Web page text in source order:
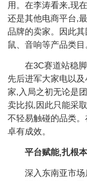
用。在李涛看来,现
还是其他电商平台,
品牌的卖家。因此
鼠、音响等产品类目
在3C赛道站稳
先后进军大家电以
家,入局之初无论是
卖比拟,因此只能采
不轻易触碰的品类
卓有成效。
平台赋能,扎根
深入东南亚市